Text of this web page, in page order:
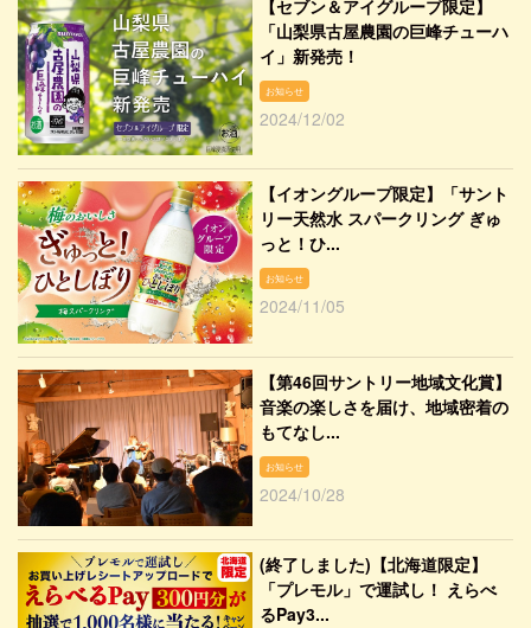
【セブン＆アイグループ限定】
「山梨県古屋農園の巨峰チューハ
イ」新発売！
お知らせ
2024/12/02
【イオングループ限定】「サント
リー天然水 スパークリング ぎゅ
っと！ひ...
お知らせ
2024/11/05
【第46回サントリー地域文化賞】
音楽の楽しさを届け、地域密着の
もてなし...
お知らせ
2024/10/28
(終了しました)【北海道限定】
「プレモル」で運試し！ えらべ
るPay3...